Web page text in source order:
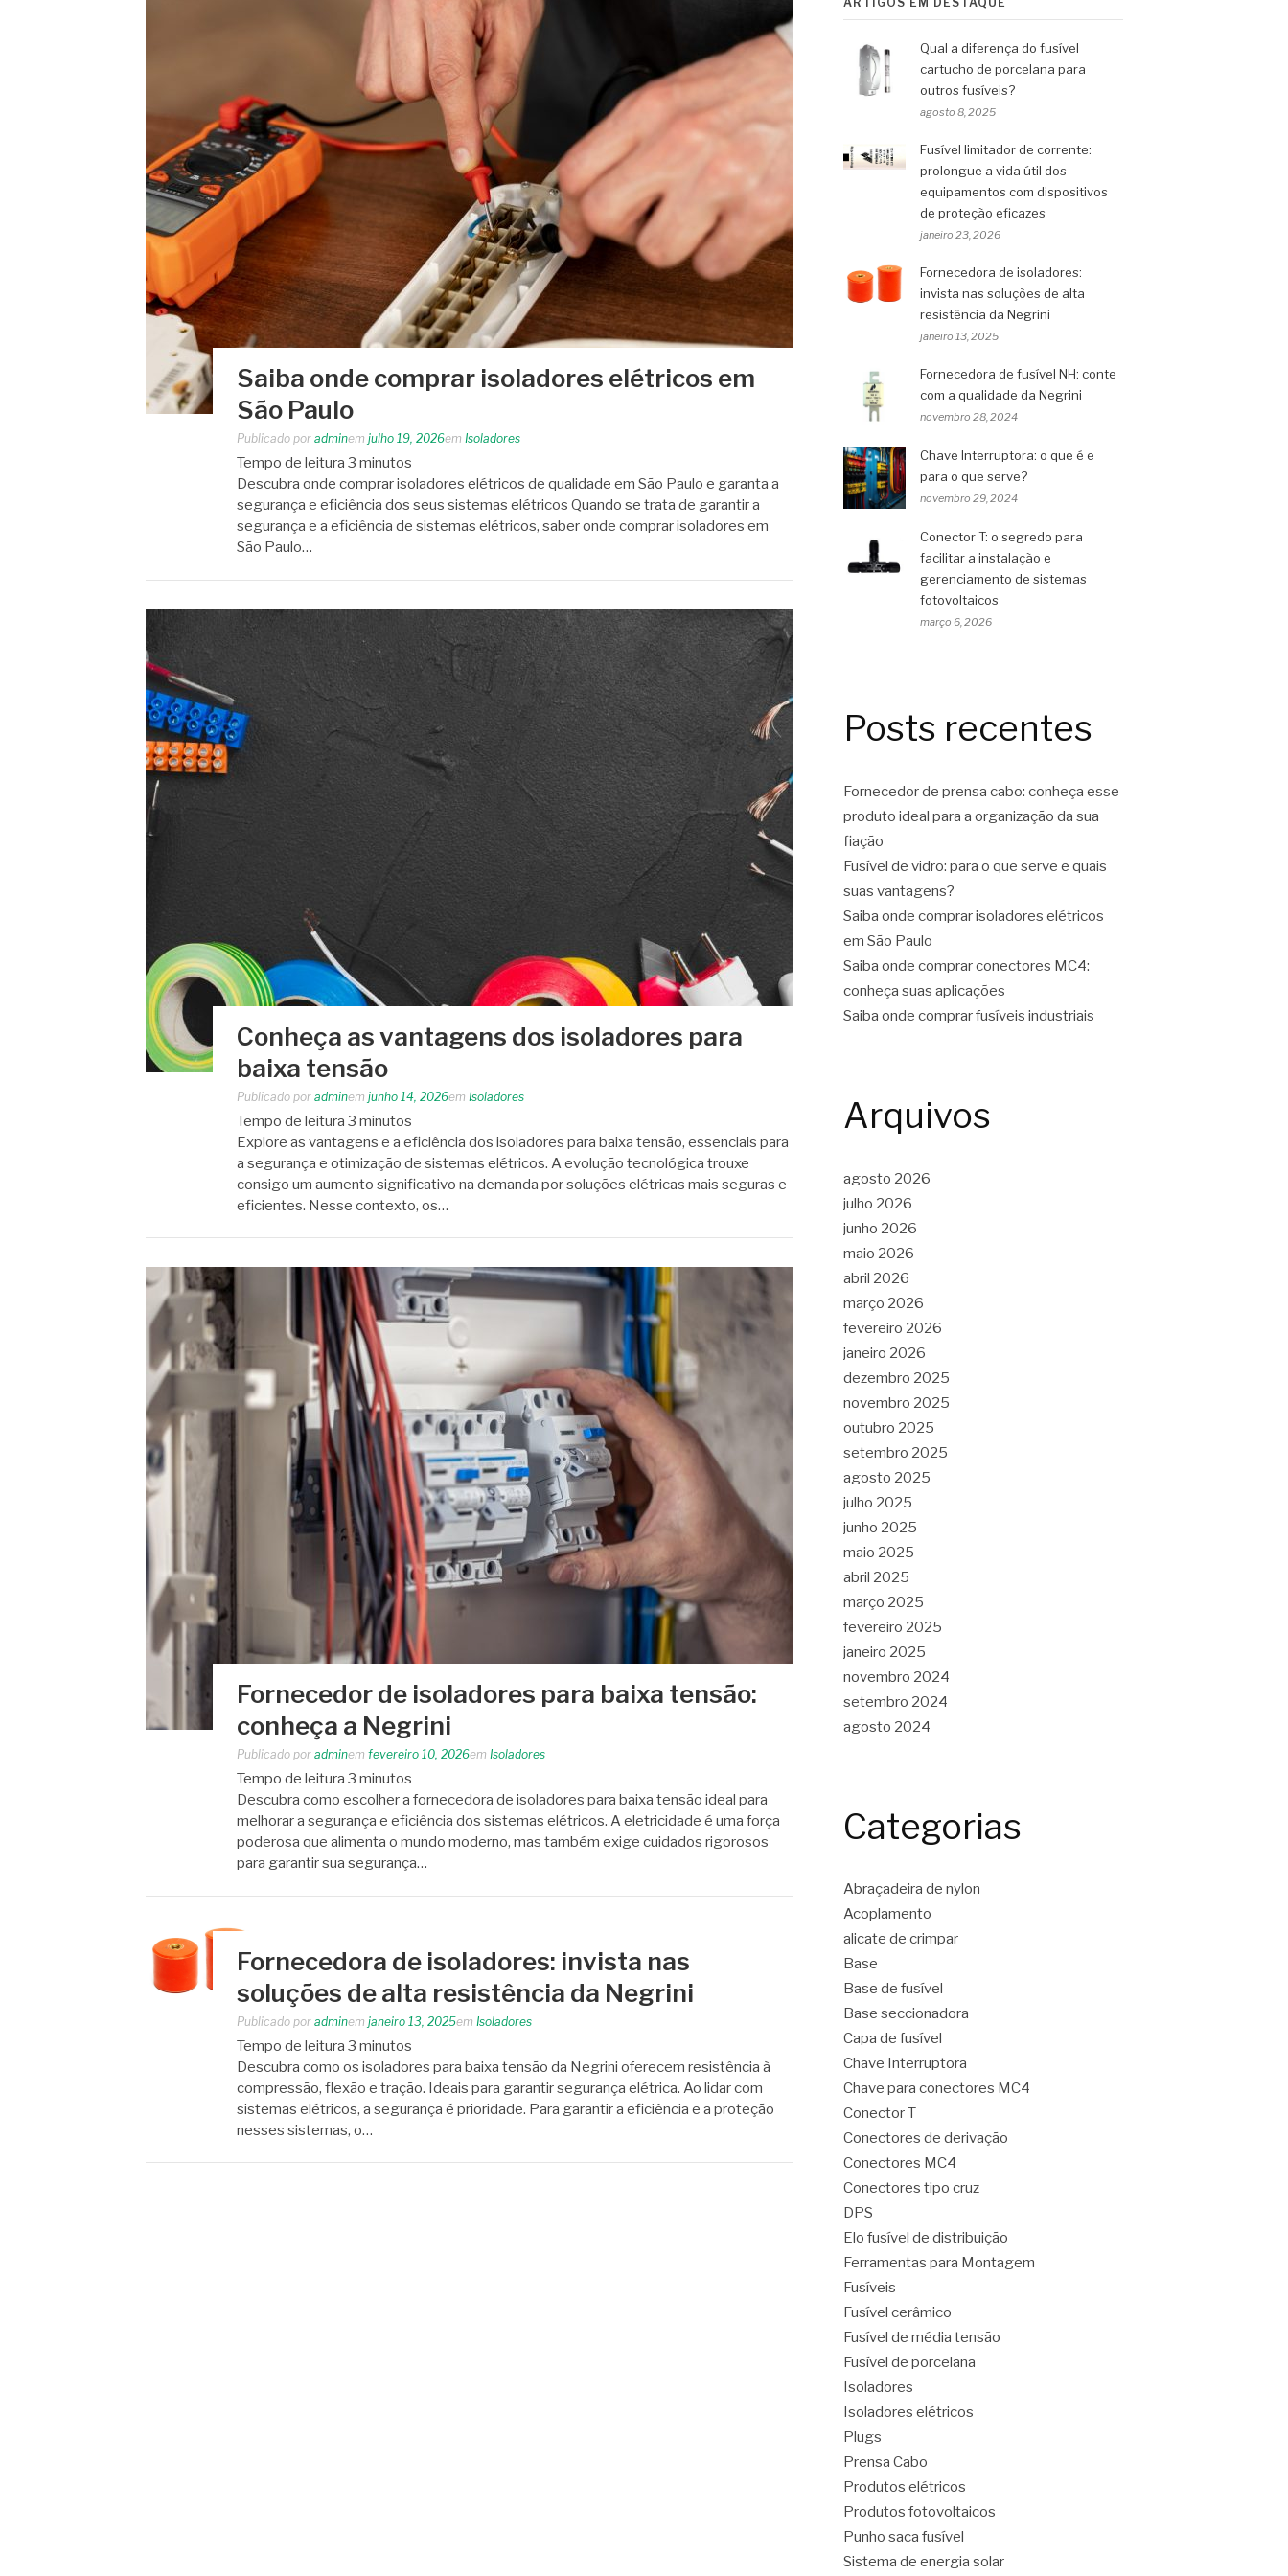
Saiba onde comprar isoladores elétricos em
São Paulo
Publicado por adminem julho 19, 2026em Isoladores
Tempo de leitura 3 minutos
Descubra onde comprar isoladores elétricos de qualidade em São Paulo e garanta a
segurança e eficiência dos seus sistemas elétricos Quando se trata de garantir a
segurança e a eficiência de sistemas elétricos, saber onde comprar isoladores em
São Paulo…
Conheça as vantagens dos isoladores para
baixa tensão
Publicado por adminem junho 14, 2026em Isoladores
Tempo de leitura 3 minutos
Explore as vantagens e a eficiência dos isoladores para baixa tensão, essenciais para
a segurança e otimização de sistemas elétricos. A evolução tecnológica trouxe
consigo um aumento significativo na demanda por soluções elétricas mais seguras e
eficientes. Nesse contexto, os…
Fornecedor de isoladores para baixa tensão:
conheça a Negrini
Publicado por adminem fevereiro 10, 2026em Isoladores
Tempo de leitura 3 minutos
Descubra como escolher a fornecedora de isoladores para baixa tensão ideal para
melhorar a segurança e eficiência dos sistemas elétricos. A eletricidade é uma força
poderosa que alimenta o mundo moderno, mas também exige cuidados rigorosos
para garantir sua segurança…
Fornecedora de isoladores: invista nas
soluções de alta resistência da Negrini
Publicado por adminem janeiro 13, 2025em Isoladores
Tempo de leitura 3 minutos
Descubra como os isoladores para baixa tensão da Negrini oferecem resistência à
compressão, flexão e tração. Ideais para garantir segurança elétrica. Ao lidar com
sistemas elétricos, a segurança é prioridade. Para garantir a eficiência e a proteção
nesses sistemas, o…
Qual a diferença do fusível
cartucho de porcelana para
outros fusíveis?
agosto 8, 2025
Fusível limitador de corrente:
prolongue a vida útil dos
equipamentos com dispositivos
de proteção eficazes
janeiro 23, 2026
Fornecedora de isoladores:
invista nas soluções de alta
resistência da Negrini
janeiro 13, 2025
Fornecedora de fusível NH: conte
com a qualidade da Negrini
novembro 28, 2024
Chave Interruptora: o que é e
para o que serve?
novembro 29, 2024
Conector T: o segredo para
facilitar a instalação e
gerenciamento de sistemas
fotovoltaicos
março 6, 2026
Posts recentes
Fornecedor de prensa cabo: conheça esse
produto ideal para a organização da sua
fiação
Fusível de vidro: para o que serve e quais
suas vantagens?
Saiba onde comprar isoladores elétricos
em São Paulo
Saiba onde comprar conectores MC4:
conheça suas aplicações
Saiba onde comprar fusíveis industriais
Arquivos
agosto 2026
julho 2026
junho 2026
maio 2026
abril 2026
março 2026
fevereiro 2026
janeiro 2026
dezembro 2025
novembro 2025
outubro 2025
setembro 2025
agosto 2025
julho 2025
junho 2025
maio 2025
abril 2025
março 2025
fevereiro 2025
janeiro 2025
novembro 2024
setembro 2024
agosto 2024
Categorias
Abraçadeira de nylon
Acoplamento
alicate de crimpar
Base
Base de fusível
Base seccionadora
Capa de fusível
Chave Interruptora
Chave para conectores MC4
Conector T
Conectores de derivação
Conectores MC4
Conectores tipo cruz
DPS
Elo fusível de distribuição
Ferramentas para Montagem
Fusíveis
Fusível cerâmico
Fusível de média tensão
Fusível de porcelana
Isoladores
Isoladores elétricos
Plugs
Prensa Cabo
Produtos elétricos
Produtos fotovoltaicos
Punho saca fusível
Sistema de energia solar